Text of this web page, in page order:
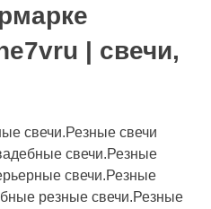
| свечи,
свечи.Резные свечи
свечи.Резные
свечи.Резные
резные свечи.Резные